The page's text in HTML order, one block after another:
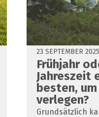
23 SEPTEMBER 2025
Frühjahr
Jahreszeit
besten,
verlegen?
Grundsätzlich